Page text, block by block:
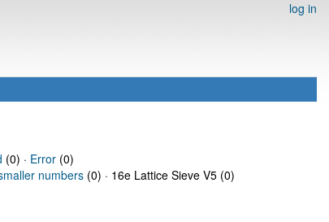
log in
(0) · Error(0)
numbers (0) · 16e Lattice Sieve V5 (0)